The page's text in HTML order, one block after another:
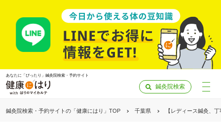
あなたに「ぴったり」鍼灸院検索・予約サイト
鍼灸院検索
鍼灸院検索・予約サイトの「健康にはり」TOP 千葉県 【レディース鍼灸、